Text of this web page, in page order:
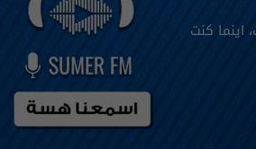
اينما كنت